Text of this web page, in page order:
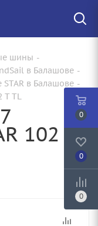
шины -
в Балашове -
в Балашове -
T TL
102 T
0
0
0